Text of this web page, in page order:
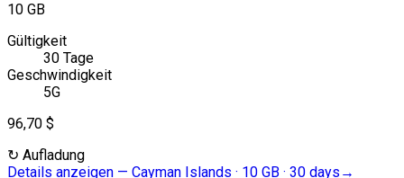
10 GB
Gültigkeit
30 Tage
Geschwindigkeit
5G
96,70 $
↻ Aufladung
Details anzeigen — Cayman Islands · 10 GB · 30 days →